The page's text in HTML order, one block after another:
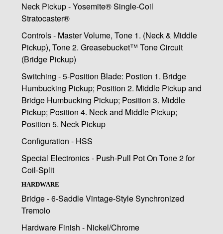
Neck Pickup - Yosemite® Single-Coil
Stratocaster®
Controls - Master Volume, Tone 1. (Neck & Middle
Pickup), Tone 2. Greasebucket™ Tone Circuit
(Bridge Pickup)
Switching - 5-Position Blade: Postion 1. Bridge
Humbucking Pickup; Position 2. Middle Pickup and
Bridge Humbucking Pickup; Position 3. Middle
Pickup; Position 4. Neck and Middle Pickup;
Position 5. Neck Pickup
Configuration - HSS
Special Electronics - Push-Pull Pot On Tone 2 for
Coil-Split
HARDWARE
Bridge - 6-Saddle Vintage-Style Synchronized
Tremolo
Hardware Finish - Nickel/Chrome